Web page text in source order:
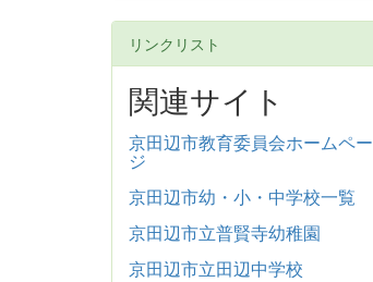
リンクリスト
関連サイト
京田辺市教育委員会ホームペー
ジ
京田辺市幼・小・中学校一覧
京田辺市立普賢寺幼稚園
京田辺市立田辺中学校